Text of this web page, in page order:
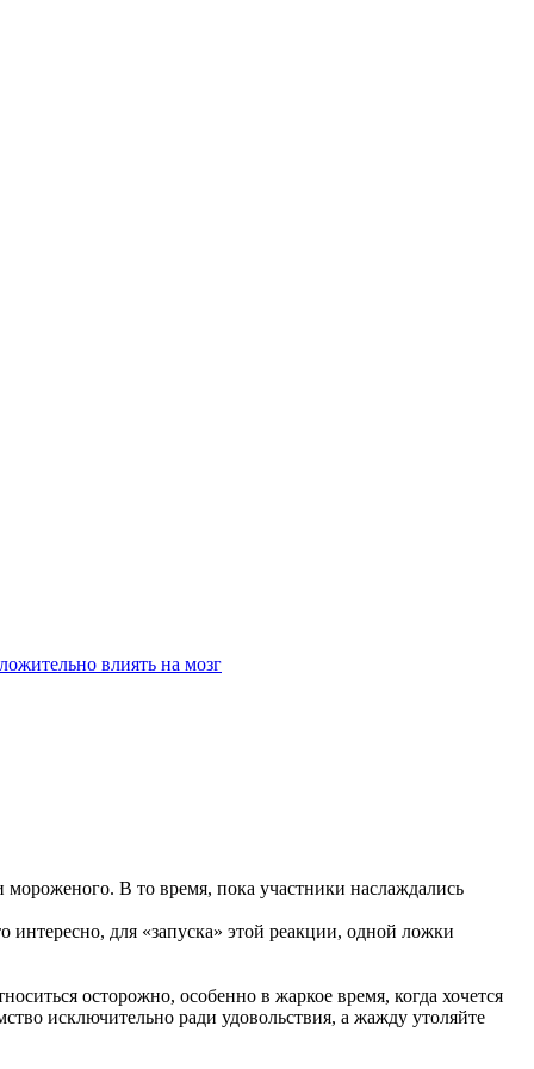
влиять на мозг
В то время, пока участники наслаждались
интересно, для «запуска» этой реакции, одной ложки
осторожно, особенно в жаркое время, когда хочется
исключительно ради удовольствия, а жажду утоляйте